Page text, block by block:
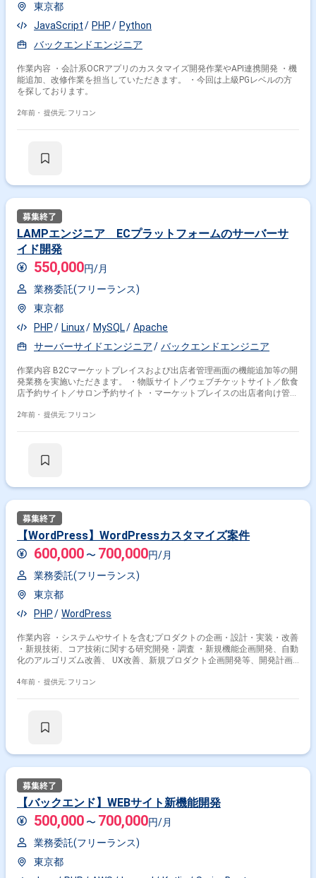
東京都
JavaScript
PHP
Python
バックエンドエンジニア
作業内容 ・会計系OCRアプリのカスタマイズ開発作業やAPI連携開発 ・機
能追加、改修作業を担当していただきます。 ・今回は上級PGレベルの方
を探しております。
2年前・ 提供元: フリコン
LAMPエンジニア ECプラットフォームのサーバーサ
イド開発
550,000円/月
業務委託(フリーランス)
東京都
PHP
Linux MySQL
Apache
サーバーサイドエンジニア
バックエンドエンジニア
作業内容 B2Cマーケットプレイスおよび出店者管理画面の機能追加等の開
発業務を実施いただきます。 ・物販サイト／ウェブチケットサイト／飲食
店予約サイト／サロン予約サイト ・マーケットプレイスの出店者向け管理
2年前・ 提供元: フリコン
【WordPress】WordPressカスタマイズ案件
600,000 〜 700,000円/月
業務委託(フリーランス)
東京都
PHP
WordPress
作業内容 ・システムやサイトを含むプロダクトの企画・設計・実装・改善
・新規技術、コア技術に関する研究開発・調査 ・新規機能企画開発、自動
化のアルゴリズム改善、 UX改善、新規プロダクト企画開発等、開発計画
4年前・ 提供元: フリコン
【バックエンド】WEBサイト新機能開発
500,000 〜 700,000円/月
業務委託(フリーランス)
東京都
PHP × Laravel
PHP × バックエンドエンジニア
PHP × サーバーサイドエンジニア
PHP × フロントエンドエンジニア
PHP × アプリケーションエンジニア
業界で絞り込む
PHP × サービス PHP × EC PHP × ソーシャルゲーム